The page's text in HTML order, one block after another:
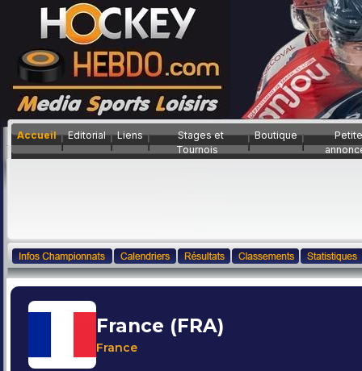
Accueil Editorial Liens
Stages et
Tournois
Boutique
France (FRA)
France